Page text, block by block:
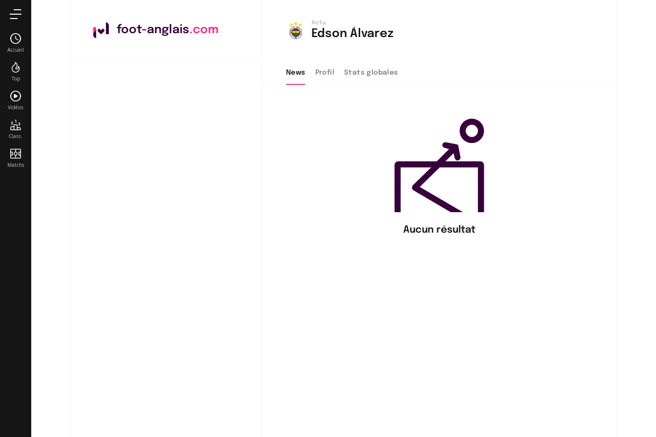
foot-anglais.com
Actu
Edson Álvarez
News Profil Stats globales
Aucun résultat
Accueil
Top
Vidéos
Class.
Matchs